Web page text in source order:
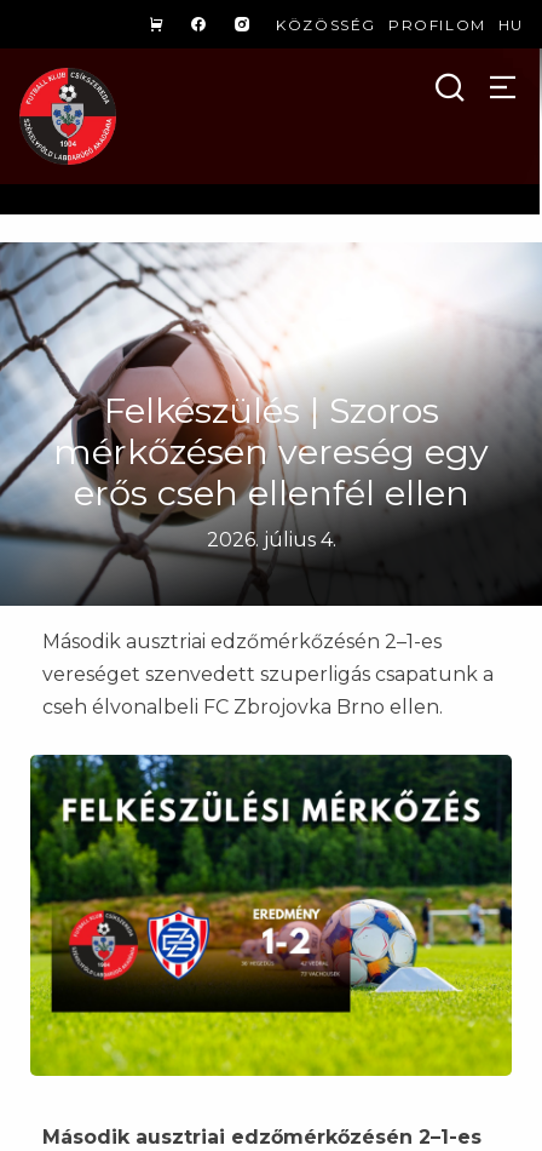
KÖZÖSSÉG PROFILOM HU
Felkészülés | Szoros
mérkőzésen vereség egy
erős cseh ellenfél ellen
2026. július 4.
Második ausztriai edzőmérkőzésén 2–1-es
vereséget szenvedett szuperligás csapatunk a
cseh élvonalbeli FC Zbrojovka Brno ellen.
Második ausztriai edzőmérkőzésén 2–1-es